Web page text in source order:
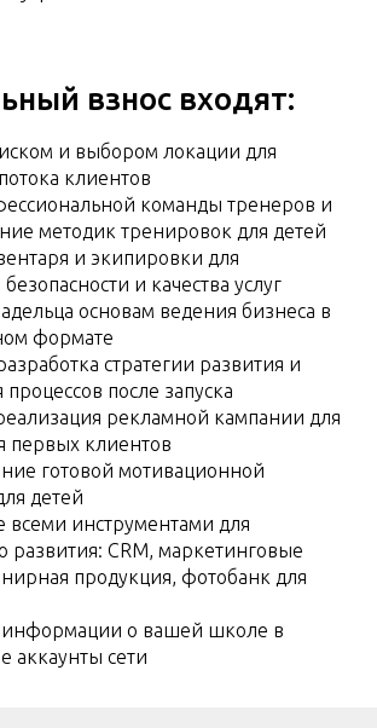
взнос входят:
и выбором локации для
клиентов
команды тренеров и
методик тренировок для детей
и экипировки для
и качества услуг
основам ведения бизнеса в
формате
стратегии развития и
после запуска
рекламной кампании для
первых клиентов
готовой мотивационной
детей
всеми инструментами для
развития: CRM, маркетинговые
продукция, фотобанк для
информации о вашей школе в
аккаунты сети